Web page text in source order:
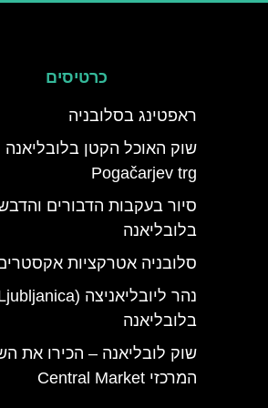
כרטיסים
ראפטינג בסלובניה
שוק האוכל הקטן בלובליאנה
Pogačarjev trg
סיור בעקבות הדבורים
בלובליאנה
סלובניה אטרקציות
בלובליאנה
שוק לובליאנה – הכירו את
המרכזי Central Market